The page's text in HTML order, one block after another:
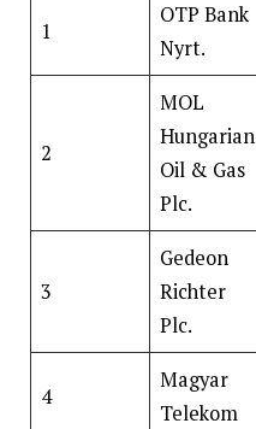
1
OTP Bank
Nyrt.
2
MOL
Hungarian
Oil & Gas
Plc.
3
Gedeon
Richter
Plc.
4
Magyar
Telekom